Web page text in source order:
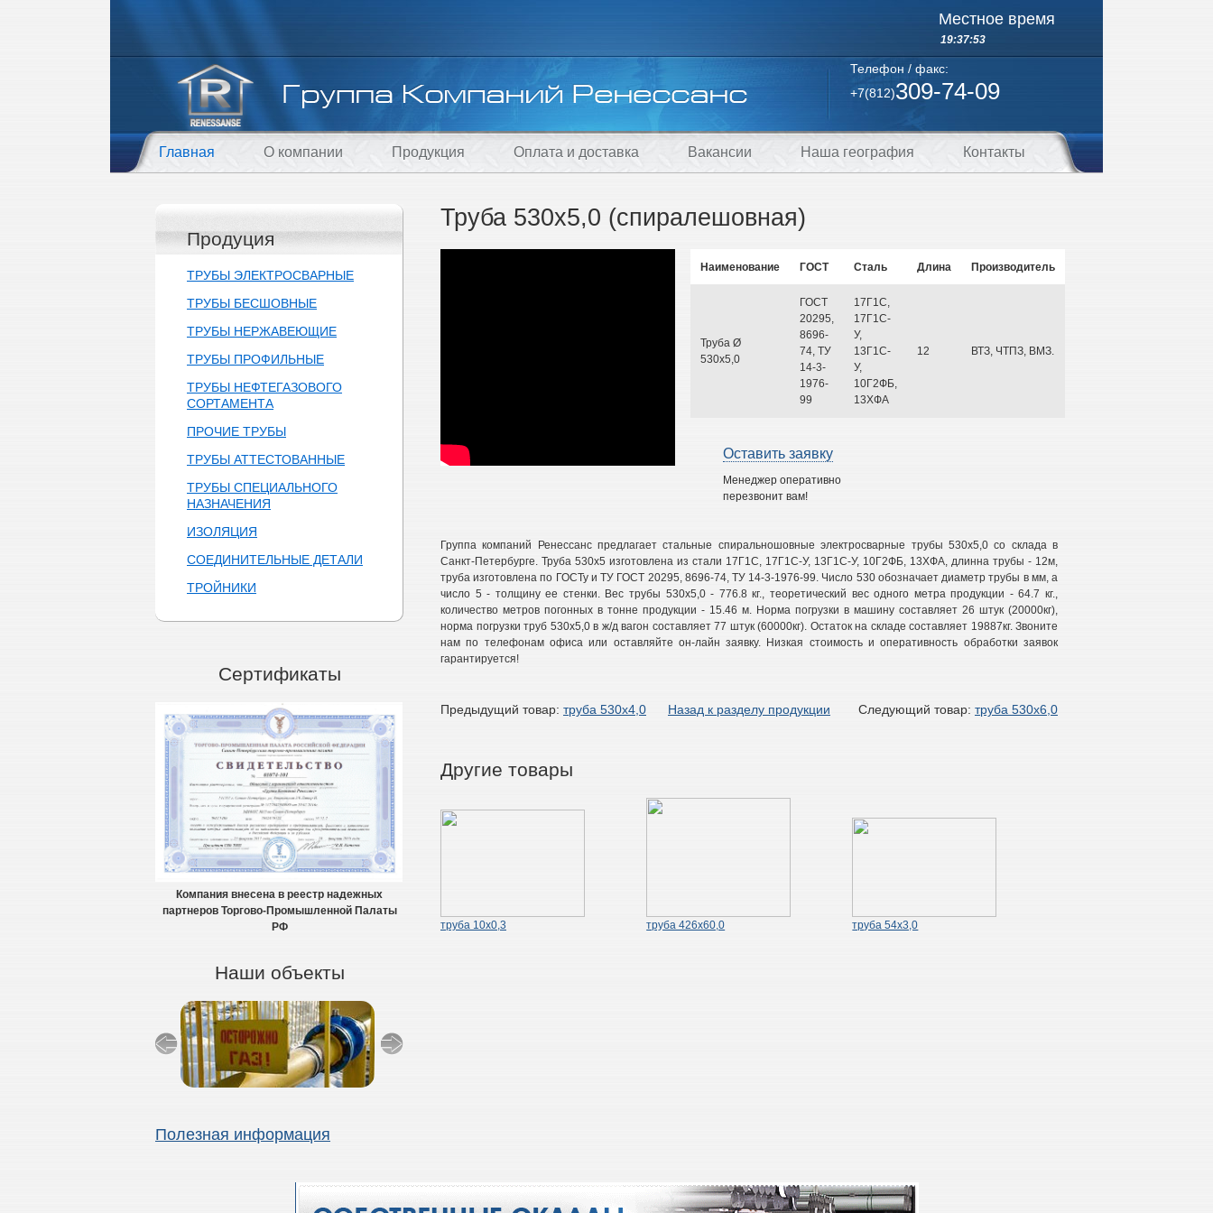
Местное время
19:37:54
Телефон / факс:
+7(812)309-74-09
Главная О компании Продукция Оплата и доставка Вакансии Наша география Контакты
Продуция
ТРУБЫ ЭЛЕКТРОСВАРНЫЕ
ТРУБЫ БЕСШОВНЫЕ
ТРУБЫ НЕРЖАВЕЮЩИЕ
ТРУБЫ ПРОФИЛЬНЫЕ
ТРУБЫ НЕФТЕГАЗОВОГО
СОРТАМЕНТА
ПРОЧИЕ ТРУБЫ
ТРУБЫ АТТЕСТОВАННЫЕ
ТРУБЫ СПЕЦИАЛЬНОГО
НАЗНАЧЕНИЯ
ИЗОЛЯЦИЯ
СОЕДИНИТЕЛЬНЫЕ ДЕТАЛИ
ТРОЙНИКИ
Сертификаты
Компания внесена в реестр надежных
партнеров Торгово-Промышленной Палаты
РФ
Наши объекты
Полезная информация
Труба 530х5,0 (спиралешовная)
Наименование ГОСТ Сталь Длина Производитель
Труба Ø
530х5,0
ГОСТ
20295,
8696-
74, ТУ
14-3-
1976-
99
17Г1С,
17Г1С-
У,
13Г1С-
У,
10Г2ФБ,
13ХФА
12 ВТЗ, ЧТПЗ, ВМЗ.
Оставить заявку
Менеджер оперативно
перезвонит вам!
Группа компаний Ренессанс предлагает стальные спиральношовные электросварные трубы 530х5,0 со склада в
Санкт-Петербурге. Труба 530х5 изготовлена из стали 17Г1С, 17Г1С-У, 13Г1С-У, 10Г2ФБ, 13ХФА, длинна трубы - 12м,
труба изготовлена по ГОСТу и ТУ ГОСТ 20295, 8696-74, ТУ 14-3-1976-99. Число 530 обозначает диаметр трубы в мм, а
число 5 - толщину ее стенки. Вес трубы 530х5,0 - 776.8 кг., теоретический вес одного метра продукции - 64.7 кг.,
количество метров погонных в тонне продукции - 15.46 м. Норма погрузки в машину составляет 26 штук (20000кг),
норма погрузки труб 530х5,0 в ж/д вагон составляет 77 штук (60000кг). Остаток на складе составляет 19887кг. Звоните
нам по телефонам офиса или оставляйте он-лайн заявку. Низкая стоимость и оперативность обработки заявок
гарантируется!
Предыдущий товар: труба 530х4,0 Назад к разделу продукции Следующий товар: труба 530х6,0
Другие товары
труба 10х0,3 труба 426х60,0 труба 54х3,0